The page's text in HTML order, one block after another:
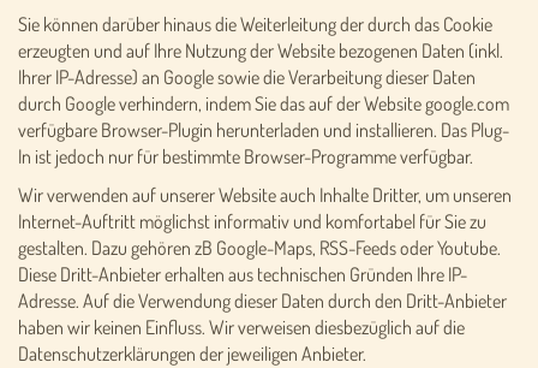
Sie können darüber hinaus die Weiterleitung der durch das Cookie
erzeugten und auf Ihre Nutzung der Website bezogenen Daten (inkl.
Ihrer IP-Adresse) an Google sowie die Verarbeitung dieser Daten
durch Google verhindern, indem Sie das auf der Website google.com
verfügbare Browser-Plugin herunterladen und installieren. Das Plug-
In ist jedoch nur für bestimmte Browser-Programme verfügbar.
Wir verwenden auf unserer Website auch Inhalte Dritter, um unseren
Internet-Auftritt möglichst informativ und komfortabel für Sie zu
gestalten. Dazu gehören zB Google-Maps, RSS-Feeds oder Youtube.
Diese Dritt-Anbieter erhalten aus technischen Gründen Ihre IP-
Adresse. Auf die Verwendung dieser Daten durch den Dritt-Anbieter
haben wir keinen Einfluss. Wir verweisen diesbezüglich auf die
Datenschutzerklärungen der jeweiligen Anbieter.